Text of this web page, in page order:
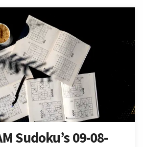
Sudoku’s 09-08-